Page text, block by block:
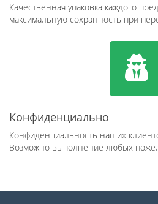
Качественная упаковка каждого
максимальную сохранность при
Конфиденциально
Конфиденциальность наших
Возможно выполнение любых